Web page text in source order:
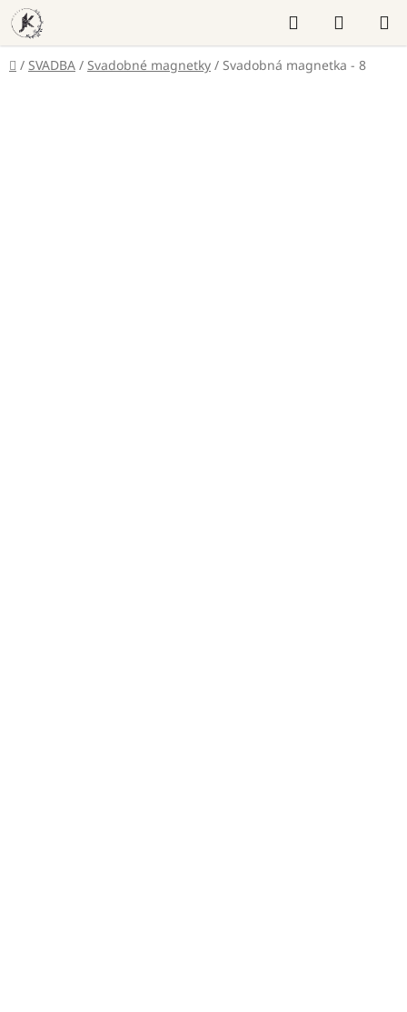
Prejsť
na
obsah
Hľadať
KOŠÍK
Domov
/ SVADBA / Svadobné magnetky / Svadobná magnetka - 8